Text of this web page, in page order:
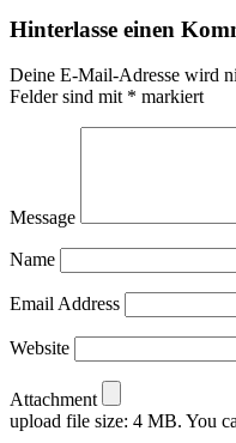
Hinterlasse einen
Deine E-Mail-Adresse wird
Felder sind mit * markiert
Message
Name
Email Address
Website
Attachment
upload file size: 4 MB. You